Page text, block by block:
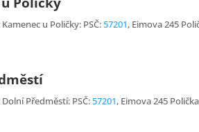
u Poličky: PSČ:57201, Eimova 245
Předměstí: PSČ:57201, Eimova 245